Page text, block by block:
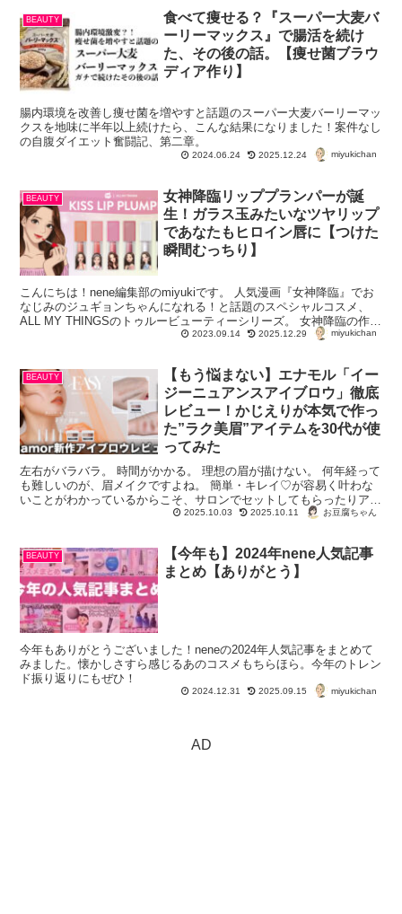
BEAUTY
食べて痩せる？『スーパー大麦バ
ーリーマックス』で腸活を続け
た、その後の話。【痩せ菌ブラウ
ディア作り】
腸内環境を改善し痩せ菌を増やすと話題のスーパー大麦バーリーマッ
クスを地味に半年以上続けたら、こんな結果になりました！案件なし
の自腹ダイエット奮闘記、第二章。
2024.06.24 2025.12.24 miyukichan
BEAUTY
女神降臨リッププランパーが誕
生！ガラス玉みたいなツヤリップ
であなたもヒロイン唇に【つけた
瞬間むっちり】
こんにちは！nene編集部のmiyukiです。 人気漫画『女神降臨』でお
なじみのジュギョンちゃんになれる！と話題のスペシャルコスメ、
ALL MY THINGSのトゥルービューティーシリーズ。 女神降臨の作者
2023.09.14 2025.12.29 miyukichan
BEAUTY
【もう悩まない】エナモル「イー
ジーニュアンスアイブロウ」徹底
レビュー！かじえりが本気で作っ
た”ラク美眉”アイテムを30代が使
ってみた
左右がバラバラ。 時間がかかる。 理想の眉が描けない。 何年経って
も難しいのが、眉メイクですよね。 簡単・キレイ♡が容易く叶わな
いことがわかっているからこそ、サロンでセットしてもらったりアー
2025.10.03 2025.10.11 お豆腐ちゃん
BEAUTY
【今年も】2024年nene人気記事
まとめ【ありがとう】
今年もありがとうございました！neneの2024年人気記事をまとめて
みました。懐かしさすら感じるあのコスメもちらほら。今年のトレン
ド振り返りにもぜひ！
2024.12.31 2025.09.15 miyukichan
AD